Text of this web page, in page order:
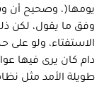
يومها(، وصحيح أن
وفق ما يقول، لكن
الاستفتاء، ولو على
دام كان يرى فيها
طويلة الأمد مثل